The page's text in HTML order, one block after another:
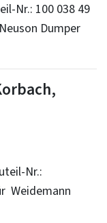
Nr.: 100 038 49
Dumper
Nr.:
Weidemann